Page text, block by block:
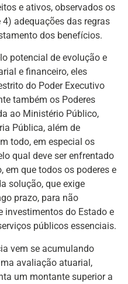
e ativos, observados os
adequações das regras
dos benefícios.
potencial de evolução e
e financeiro, eles
do Poder Executivo
também os Poderes
ao Ministério Público,
Pública, além de
todo, em especial os
qual deve ser enfrentado
em que todos os poderes e
solução, que exige
prazo, para não
investimentos do Estado e
públicos essenciais.
vem se acumulando
avaliação atuarial,
um montante superior a